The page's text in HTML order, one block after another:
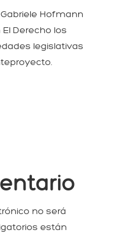
Hofmann
Derecho los
legislativas
no será
están